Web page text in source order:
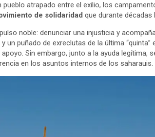
pueblo atrapado entre el exilio, los
de solidaridad que durante décadas
noble: denunciar una injusticia y
un puñado de exreclutas de la última “quinta”
Sin embargo, junto a la ayuda legítima,
en los asuntos internos de los saharauis.